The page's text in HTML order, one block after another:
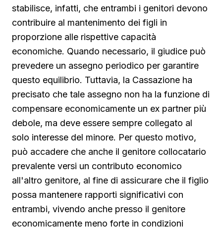
stabilisce, infatti, che entrambi i genitori devono
contribuire al mantenimento dei figli in
proporzione alle rispettive capacità
economiche. Quando necessario, il giudice può
prevedere un assegno periodico per garantire
questo equilibrio. Tuttavia, la Cassazione ha
precisato che tale assegno non ha la funzione di
compensare economicamente un ex partner più
debole, ma deve essere sempre collegato al
solo interesse del minore. Per questo motivo,
può accadere che anche il genitore collocatario
prevalente versi un contributo economico
all'altro genitore, al fine di assicurare che il figlio
possa mantenere rapporti significativi con
entrambi, vivendo anche presso il genitore
economicamente meno forte in condizioni